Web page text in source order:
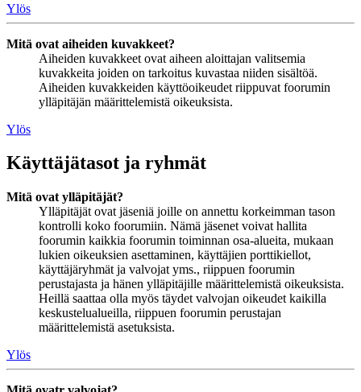
Ylös
Mitä ovat aiheiden kuvakkeet?
Aiheiden kuvakkeet ovat aiheen aloittajan valitsemia
kuvakkeita joiden on tarkoitus kuvastaa niiden sisältöä.
Aiheiden kuvakkeiden käyttöoikeudet riippuvat foorumin
ylläpitäjän määrittelemistä oikeuksista.
Ylös
Käyttäjätasot ja ryhmät
Mitä ovat ylläpitäjät?
Ylläpitäjät ovat jäseniä joille on annettu korkeimman tason
kontrolli koko foorumiin. Nämä jäsenet voivat hallita
foorumin kaikkia foorumin toiminnan osa-alueita, mukaan
lukien oikeuksien asettaminen, käyttäjien porttikiellot,
käyttäjäryhmät ja valvojat yms., riippuen foorumin
perustajasta ja hänen ylläpitäjille määrittelemistä oikeuksista.
Heillä saattaa olla myös täydet valvojan oikeudet kaikilla
keskustelualueilla, riippuen foorumin perustajan
määrittelemistä asetuksista.
Ylös